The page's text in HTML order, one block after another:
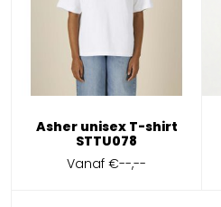
Asher unisex T-shirt
STTU078
Vanaf€--,--